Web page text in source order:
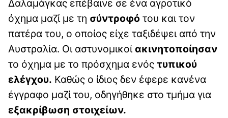
Δαλαμάγκας επέβαινε σε ένα αγροτικό
όχημα μαζί με τη σύντροφό του και τον
πατέρα του, ο οποίος είχε ταξιδέψει από την
Αυστραλία. Οι αστυνομικοί ακινητοποίησαν
το όχημα με το πρόσχημα ενός τυπικού
ελέγχου. Καθώς ο ίδιος δεν έφερε κανένα
έγγραφο μαζί του, οδηγήθηκε στο τμήμα για
εξακρίβωση στοιχείων.